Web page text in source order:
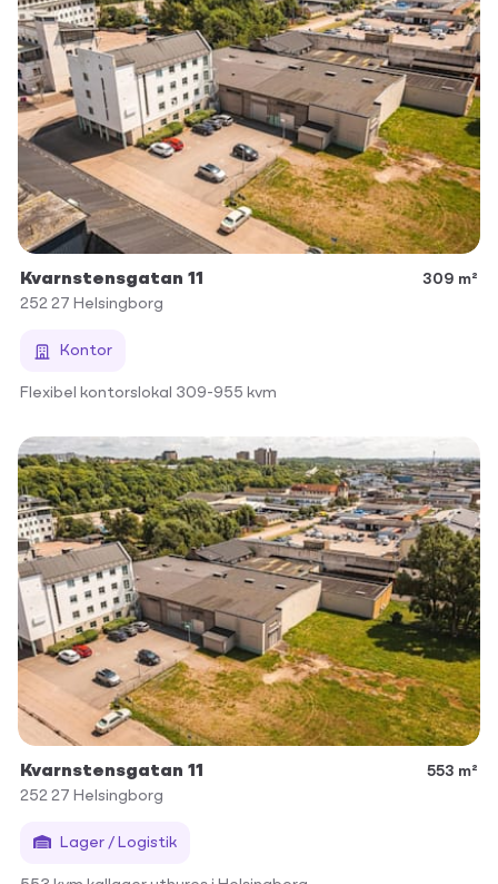
Kvarnstensgatan 11
309 m²
252 27 Helsingborg
Kontor
Flexibel kontorslokal 309-955 kvm
Kvarnstensgatan 11
553 m²
252 27 Helsingborg
Lager / Logistik